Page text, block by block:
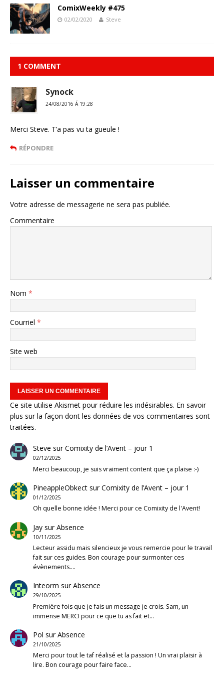
ComixWeekly #475
02/02/2020 Steve
1 COMMENT
Synock
24/08/2016 Á 19:28
Merci Steve. T’a pas vu ta gueule !
RÉPONDRE
Laisser un commentaire
Votre adresse de messagerie ne sera pas publiée.
Commentaire
Nom *
Courriel *
Site web
Ce site utilise Akismet pour réduire les indésirables. En savoir
plus sur la façon dont les données de vos commentaires sont
traitées.
Steve surComixity de l’Avent – jour 1
02/12/2025
Merci beaucoup, je suis vraiment content que ça plaise :-)
PineappleObkectsurComixity de l’Avent – jour 1
01/12/2025
Oh quelle bonne idée ! Merci pour ce Comixity de l'Avent!
JaysurAbsence
10/11/2025
Lecteur assidu mais silencieux je vous remercie pour le travail
fait sur ces guides. Bon courage pour surmonter ces
évènements.…
Inteorm surAbsence
29/10/2025
Première fois que je fais un message je crois. Sam, un
immense MERCI pour ce que tu as fait et…
Pol surAbsence
21/10/2025
Merci pour tout le taf réalisé et la passion ! Un vrai plaisir à
lire. Bon courage pour faire face…